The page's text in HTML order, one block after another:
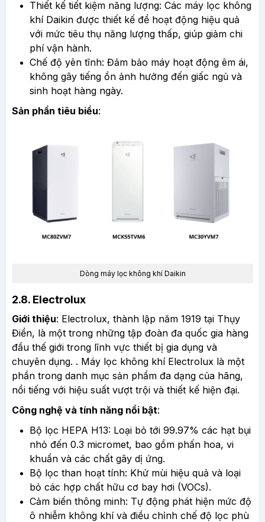
Thiết kế tiết kiệm năng lượng: Các máy lọc không
khí Daikin được thiết kế để hoạt động hiệu quả
với mức tiêu thụ năng lượng thấp, giúp giảm chi
phí vận hành.
Chế độ yên tĩnh: Đảm bảo máy hoạt động êm ái,
không gây tiếng ồn ảnh hưởng đến giấc ngủ và
sinh hoạt hàng ngày.
Sản phẩn tiêu biểu:
Dòng máy lọc không khí Daikin
2.8. Electrolux
Giới thiệu: Electrolux, thành lập năm 1919 tại Thụy
Điển, là một trong những tập đoàn đa quốc gia hàng
đầu thế giới trong lĩnh vực thiết bị gia dụng và
chuyên dụng. . Máy lọc không khí Electrolux là một
phần trong danh mục sản phẩm đa dạng của hãng,
nổi tiếng với hiệu suất vượt trội và thiết kế hiện đại.
Công nghệ và tính năng nổi bật:
Bộ lọc HEPA H13: Loại bỏ tới 99.97% các hạt bụi
nhỏ đến 0.3 micromet, bao gồm phấn hoa, vi
khuẩn và các chất gây dị ứng.
Bộ lọc than hoạt tính: Khử mùi hiệu quả và loại
bỏ các hợp chất hữu cơ bay hơi (VOCs).
Cảm biến thông minh: Tự động phát hiện mức độ
ô nhiễm không khí và điều chỉnh chế độ lọc phù